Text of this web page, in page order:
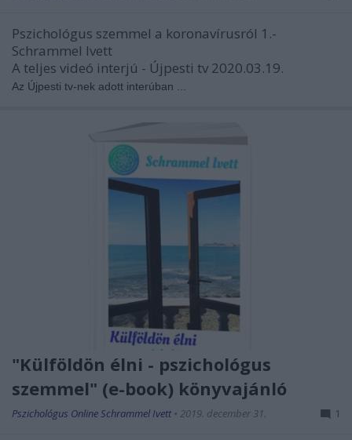
Pszichológus szemmel a koronavírusról 1.-
Schrammel Ivett
A teljes videó interjú - Újpesti tv 2020.03.19.
Az Újpesti tv-nek adott interúban ...
"Külföldön élni - pszichológus
szemmel" (e-book) könyvajánló
Pszichológus Online Schrammel Ivett • 2019. december 31. 1